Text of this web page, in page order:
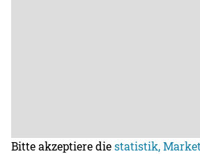
Bitte akzeptiere diestatistik,